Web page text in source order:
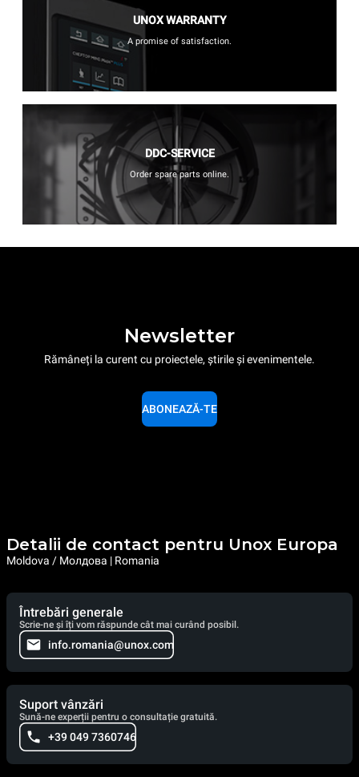
UNOX WARRANTY
A promise of satisfaction.
DDC-SERVICE
Order spare parts online.
Newsletter
Rămâneți la curent cu proiectele, știrile și evenimentele.
ABONEAZĂ-TE
Detalii de contact pentru Unox Europa
Moldova / Молдова | Romania
Întrebări generale
Scrie-ne și îți vom răspunde cât mai curând posibil.
info.romania@unox.com
Suport vânzări
Sună-ne experții pentru o consultație gratuită.
+39 049 7360746